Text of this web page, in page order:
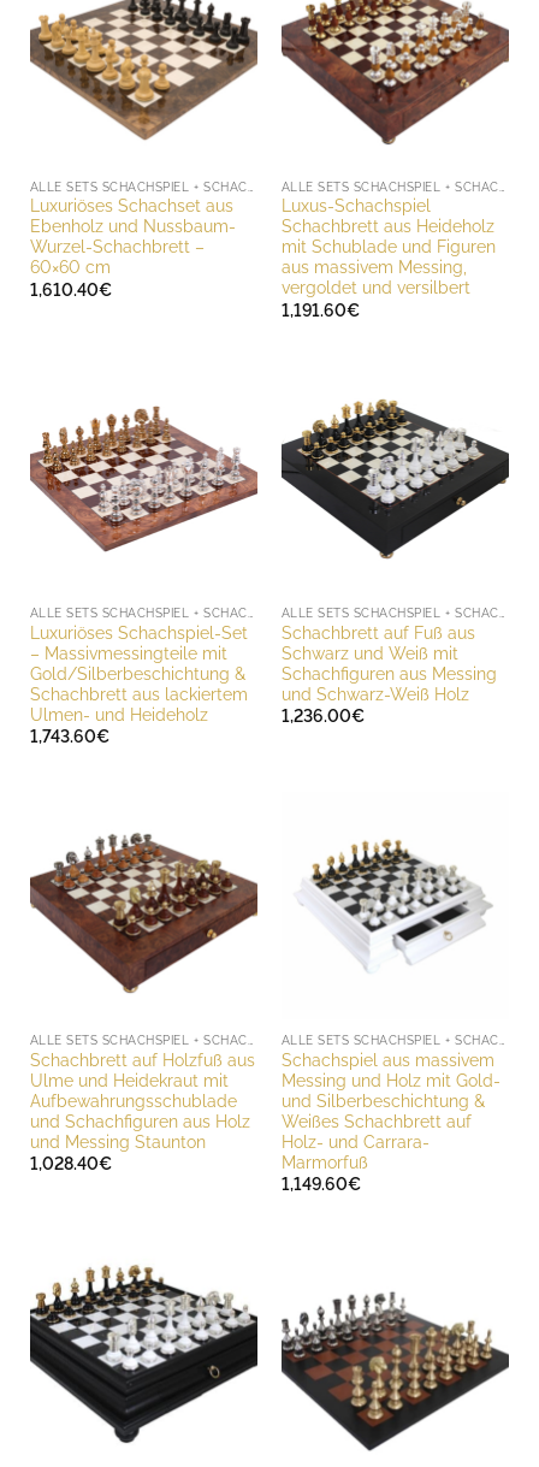
Luxuriöses Schachset aus
Ebenholz und Nussbaum-
Wurzel-Schachbrett –
60×60 cm
1,610.40€
Luxus-Schachspiel
Schachbrett aus Heideholz
mit Schublade und Figuren
aus massivem Messing,
vergoldet und versilbert
1,191.60€
Luxuriöses Schachspiel-Set
– Massivmessingteile mit
Gold/Silberbeschichtung &
Schachbrett aus lackiertem
Ulmen- und Heideholz
1,743.60€
Schachbrett auf Fuß aus
Schwarz und Weiß mit
Schachfiguren aus Messing
und Schwarz-Weiß Holz
1,236.00€
Schachbrett auf Holzfuß aus
Ulme und Heidekraut mit
Aufbewahrungsschublade
und Schachfiguren aus Holz
und Messing Staunton
1,028.40€
Schachspiel aus massivem
Messing und Holz mit Gold-
und Silberbeschichtung &
Weißes Schachbrett auf
Holz- und Carrara-
Marmorfuß
1,149.60€